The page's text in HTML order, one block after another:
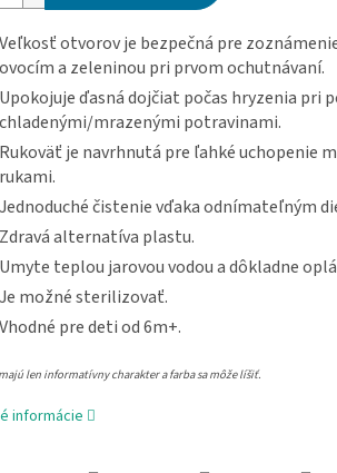
Veľkosť otvorov je bezpečná pre
ovocím a zeleninou pri prvom ochutnávaní.
Upokojuje ďasná dojčiat počas hryzenia pri
chladenými/mrazenými potravinami.
Rukoväť je navrhnutá pre ľahké uchopenie
rukami.
Jednoduché čistenie vďaka odnímateľným
Zdravá alternatíva plastu.
Umyte teplou jarovou vodou a dôkladne
Je možné sterilizovať.
Vhodné pre deti od 6m+.
len informatívny charakter a farba sa môže líšiť.
informácie